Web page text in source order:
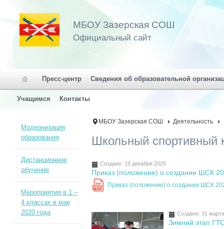
МБОУ Зазерская СОШ
Официальный сайт
Пресс-центр Сведения об образовательной
Учащимся Контакты
МБОУ Зазерская СОШ Деятельность
Школьный спортивный
Создано: 19 декабря 2025
Приказ (положение) о создании ШСК
PDF Приказ (положение) о создании ШСК
Создано: 31
Зимний этап
Модернизация
образования
Дистанционное
обучение
Мероприятия в 1 –
4 классах в мае
2020 года